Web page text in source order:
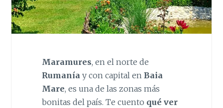
Maramures, en el norte de
Rumaníay con capital en Baia
Mare, es una de las zonas más
bonitas del país. Te cuento qué ver